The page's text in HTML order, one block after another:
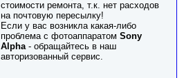
стоимости ремонта, т.к. нет расходов
на почтовую пересылку!
Если у вас возникла какая-либо
проблема с фотоаппаратом Sony
Alpha- обращайтесь в наш
авторизованный сервис.